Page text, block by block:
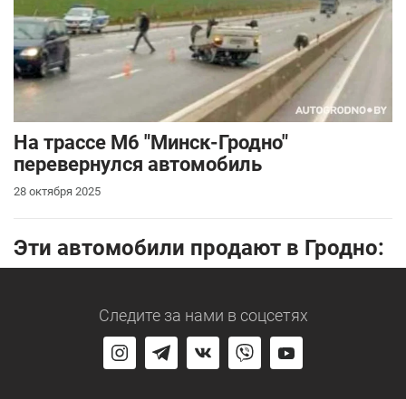
На трассе М6 "Минск-Гродно"
перевернулся автомобиль
28 октября 2025
Эти автомобили продают в Гродно:
Следите за нами в соцсетях